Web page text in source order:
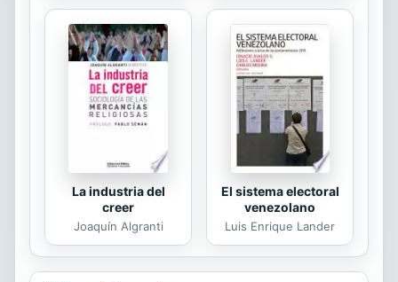
La industria del
creer
Joaquín Algranti
El sistema electoral
venezolano
Luis Enrique Lander